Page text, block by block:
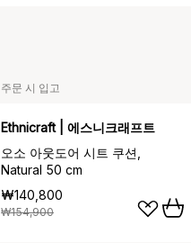
주문 시 입고
Ethnicraft | 에스니크래프트
오소 아웃도어 시트 쿠션,
Natural 50 cm
₩140,800
₩154,900